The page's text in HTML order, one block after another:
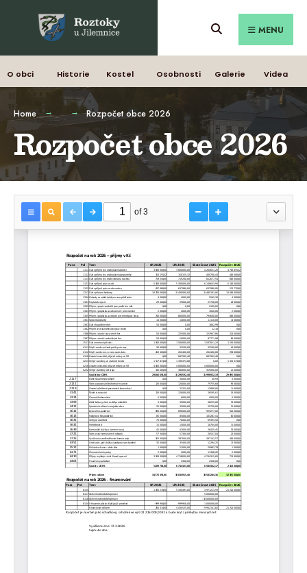
MENU
O obci Historie Kostel Osobnosti Galerie Videa
Home Rozpočet obce 2026
Rozpočet obce 2026